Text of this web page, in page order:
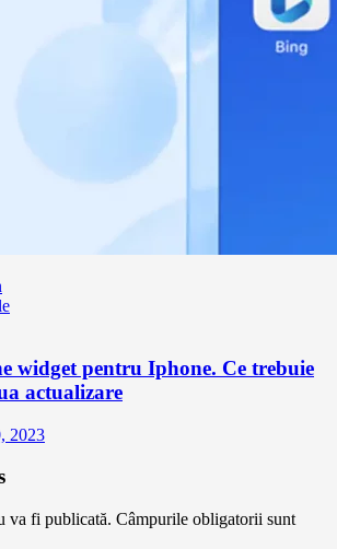
widget pentru Iphone. Ce trebuie
actualizare
2023
va fi publicată. Câmpurile obligatorii sunt